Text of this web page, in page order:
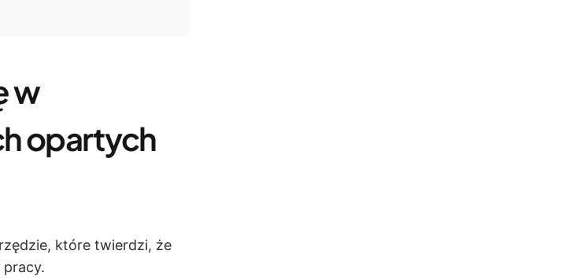
w
opartych
które twierdzi, że
pracy.